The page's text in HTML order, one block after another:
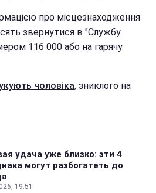
про місцезнаходження
звернутися в "Службу
116 000 або на гарячу
чоловіка, зниклого на
удача уже близко: эти 4
могут разбогатеть до
19:51